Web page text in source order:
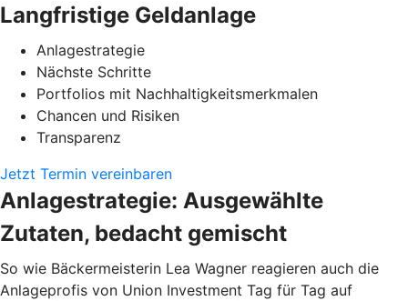
Langfristige Geldanlage
Anlagestrategie
Nächste Schritte
Portfolios mit Nachhaltigkeitsmerkmalen
Chancen und Risiken
Transparenz
Jetzt Termin vereinbaren
Anlagestrategie: Ausgewählte
Zutaten, bedacht gemischt
So wie Bäckermeisterin Lea Wagner reagieren auch die
Anlageprofis von Union Investment Tag für Tag auf